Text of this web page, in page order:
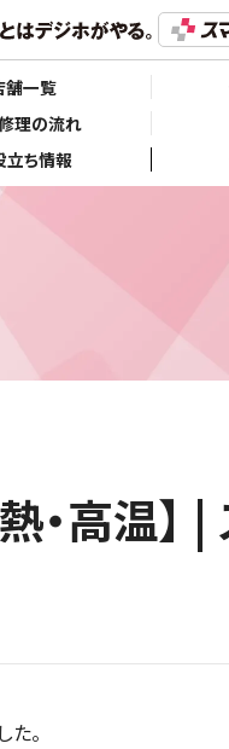
舗一覧
理の流れ
立ち情報
・高温】
。